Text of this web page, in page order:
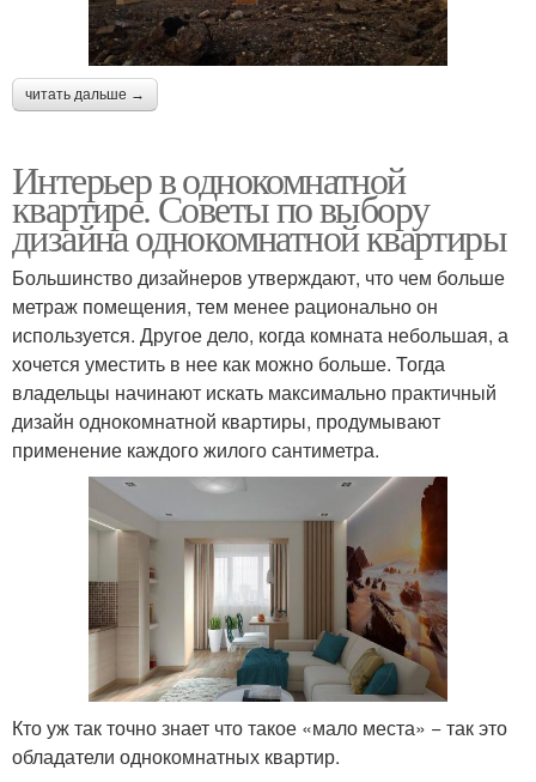
читать дальше →
Интерьер в однокомнатной
квартире. Советы по выбору
дизайна однокомнатной квартиры
Большинство дизайнеров утверждают, что чем больше
метраж помещения, тем менее рационально он
используется. Другое дело, когда комната небольшая, а
хочется уместить в нее как можно больше. Тогда
владельцы начинают искать максимально практичный
дизайн однокомнатной квартиры, продумывают
применение каждого жилого сантиметра.
Кто уж так точно знает что такое «мало места» − так это
обладатели однокомнатных квартир.